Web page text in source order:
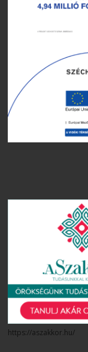
https://aszakkor.hu/